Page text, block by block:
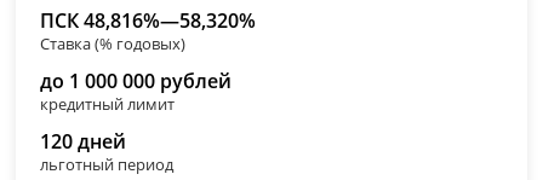
ПСК 48,816%—58,320%
Ставка (% годовых)
до 1 000 000 рублей
кредитный лимит
120 дней
льготный период